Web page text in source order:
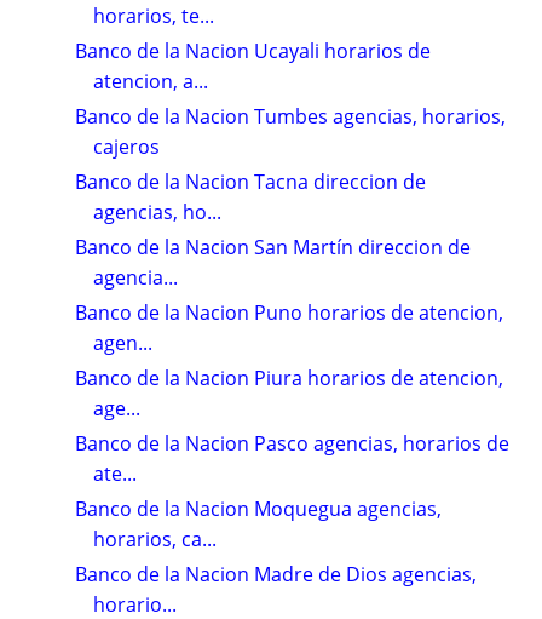
horarios, te...
Banco de la Nacion Ucayali horarios de
atencion, a...
Banco de la Nacion Tumbes agencias, horarios,
cajeros
Banco de la Nacion Tacna direccion de
agencias, ho...
Banco de la Nacion San Martín direccion de
agencia...
Banco de la Nacion Puno horarios de atencion,
agen...
Banco de la Nacion Piura horarios de atencion,
age...
Banco de la Nacion Pasco agencias, horarios de
ate...
Banco de la Nacion Moquegua agencias,
horarios, ca...
Banco de la Nacion Madre de Dios agencias,
horario...